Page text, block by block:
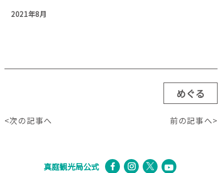
2021年8月
めぐる
<次の記事へ 前の記事へ>
真庭観光局公式